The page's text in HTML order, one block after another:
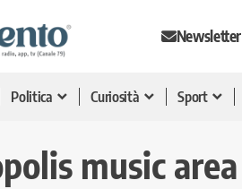
Newsletter
Politica Curiosità Sport
music area